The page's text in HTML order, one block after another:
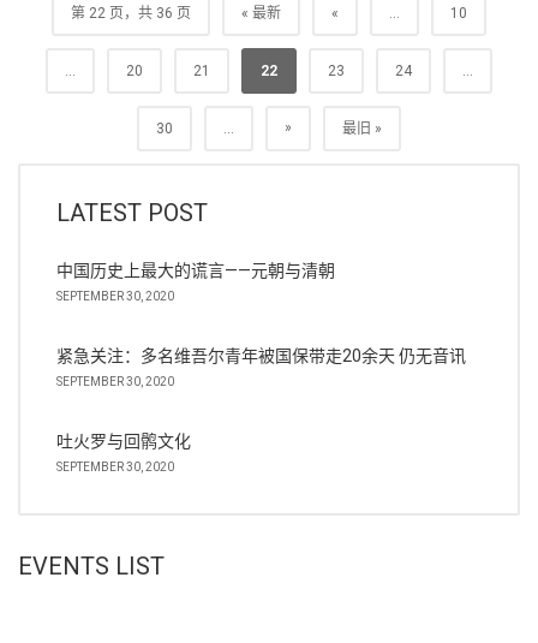
第 22 页，共 36 页 « 最新 « ... 10
... 20 21 22 23 24 ...
30 ... » 最旧 »
LATEST POST
中国历史上最大的谎言——元朝与清朝
SEPTEMBER 30, 2020
紧急关注：多名维吾尔青年被国保带走20余天 仍无音讯
SEPTEMBER 30, 2020
吐火罗与回鹘文化
SEPTEMBER 30, 2020
EVENTS LIST